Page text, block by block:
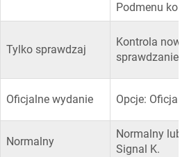
Podmenu
Tylko sprawdzaj
Kontrola
sprawdzanie,
Oficjalne wydanie Opcje:
Normalny
Normalny lub
Signal K.